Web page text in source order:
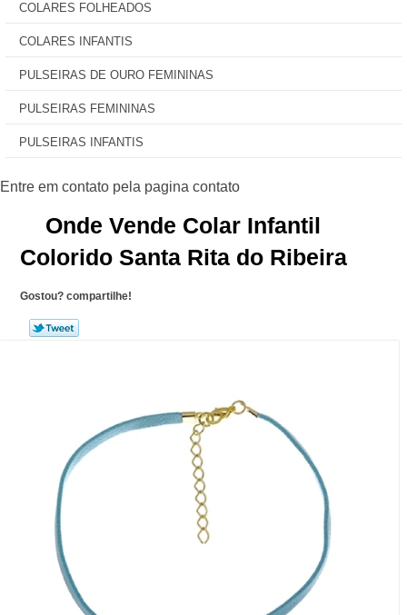
COLARES FOLHEADOS
COLARES INFANTIS
PULSEIRAS DE OURO FEMININAS
PULSEIRAS FEMININAS
PULSEIRAS INFANTIS
Onde Vende Colar Infantil
Colorido Santa Rita do Ribeira
Gostou? compartilhe!